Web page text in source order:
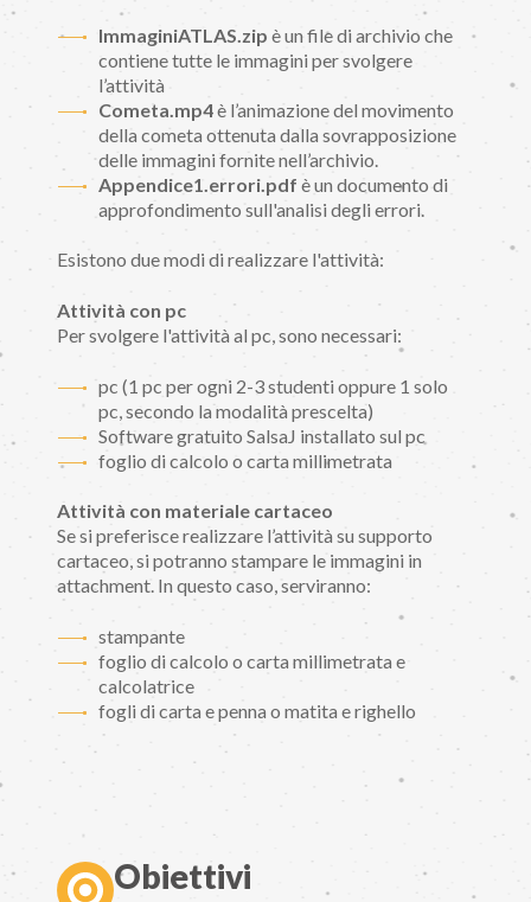
ImmaginiATLAS.zip è un file di archivio che
contiene tutte le immagini per svolgere
l’attività
Cometa.mp4è l’animazione del movimento
della cometa ottenuta dalla sovrapposizione
delle immagini fornite nell’archivio.
Appendice1.errori.pdf è un documento di
approfondimento sull'analisi degli errori.
Esistono due modi di realizzare l'attività:
Attività con pc
Per svolgere l'attività al pc, sono necessari:
pc (1 pc per ogni 2-3 studenti oppure 1 solo
pc, secondo la modalità prescelta)
Software gratuito SalsaJ installato sul pc
foglio di calcolo o carta millimetrata
Attività con materiale cartaceo
Se si preferisce realizzare l’attività su supporto
cartaceo, si potranno stampare le immagini in
attachment. In questo caso, serviranno:
stampante
foglio di calcolo o carta millimetrata e
calcolatrice
fogli di carta e penna o matita e righello
Obiettivi